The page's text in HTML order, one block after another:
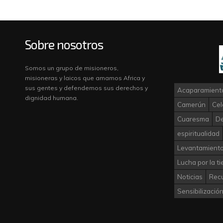
Sobre nosotros
Somos un grupo de misioneros,
misioneras y laicos que amamos Africa y
sus gentes y defendemos sus derechos y
dignidad humana.
Camerún
Cuaresma
espiritualidad
Lucha por la
Noticias
Sensibilización